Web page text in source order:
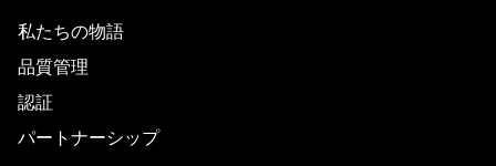
私たちの物語
品質管理
認証
パートナーシップ